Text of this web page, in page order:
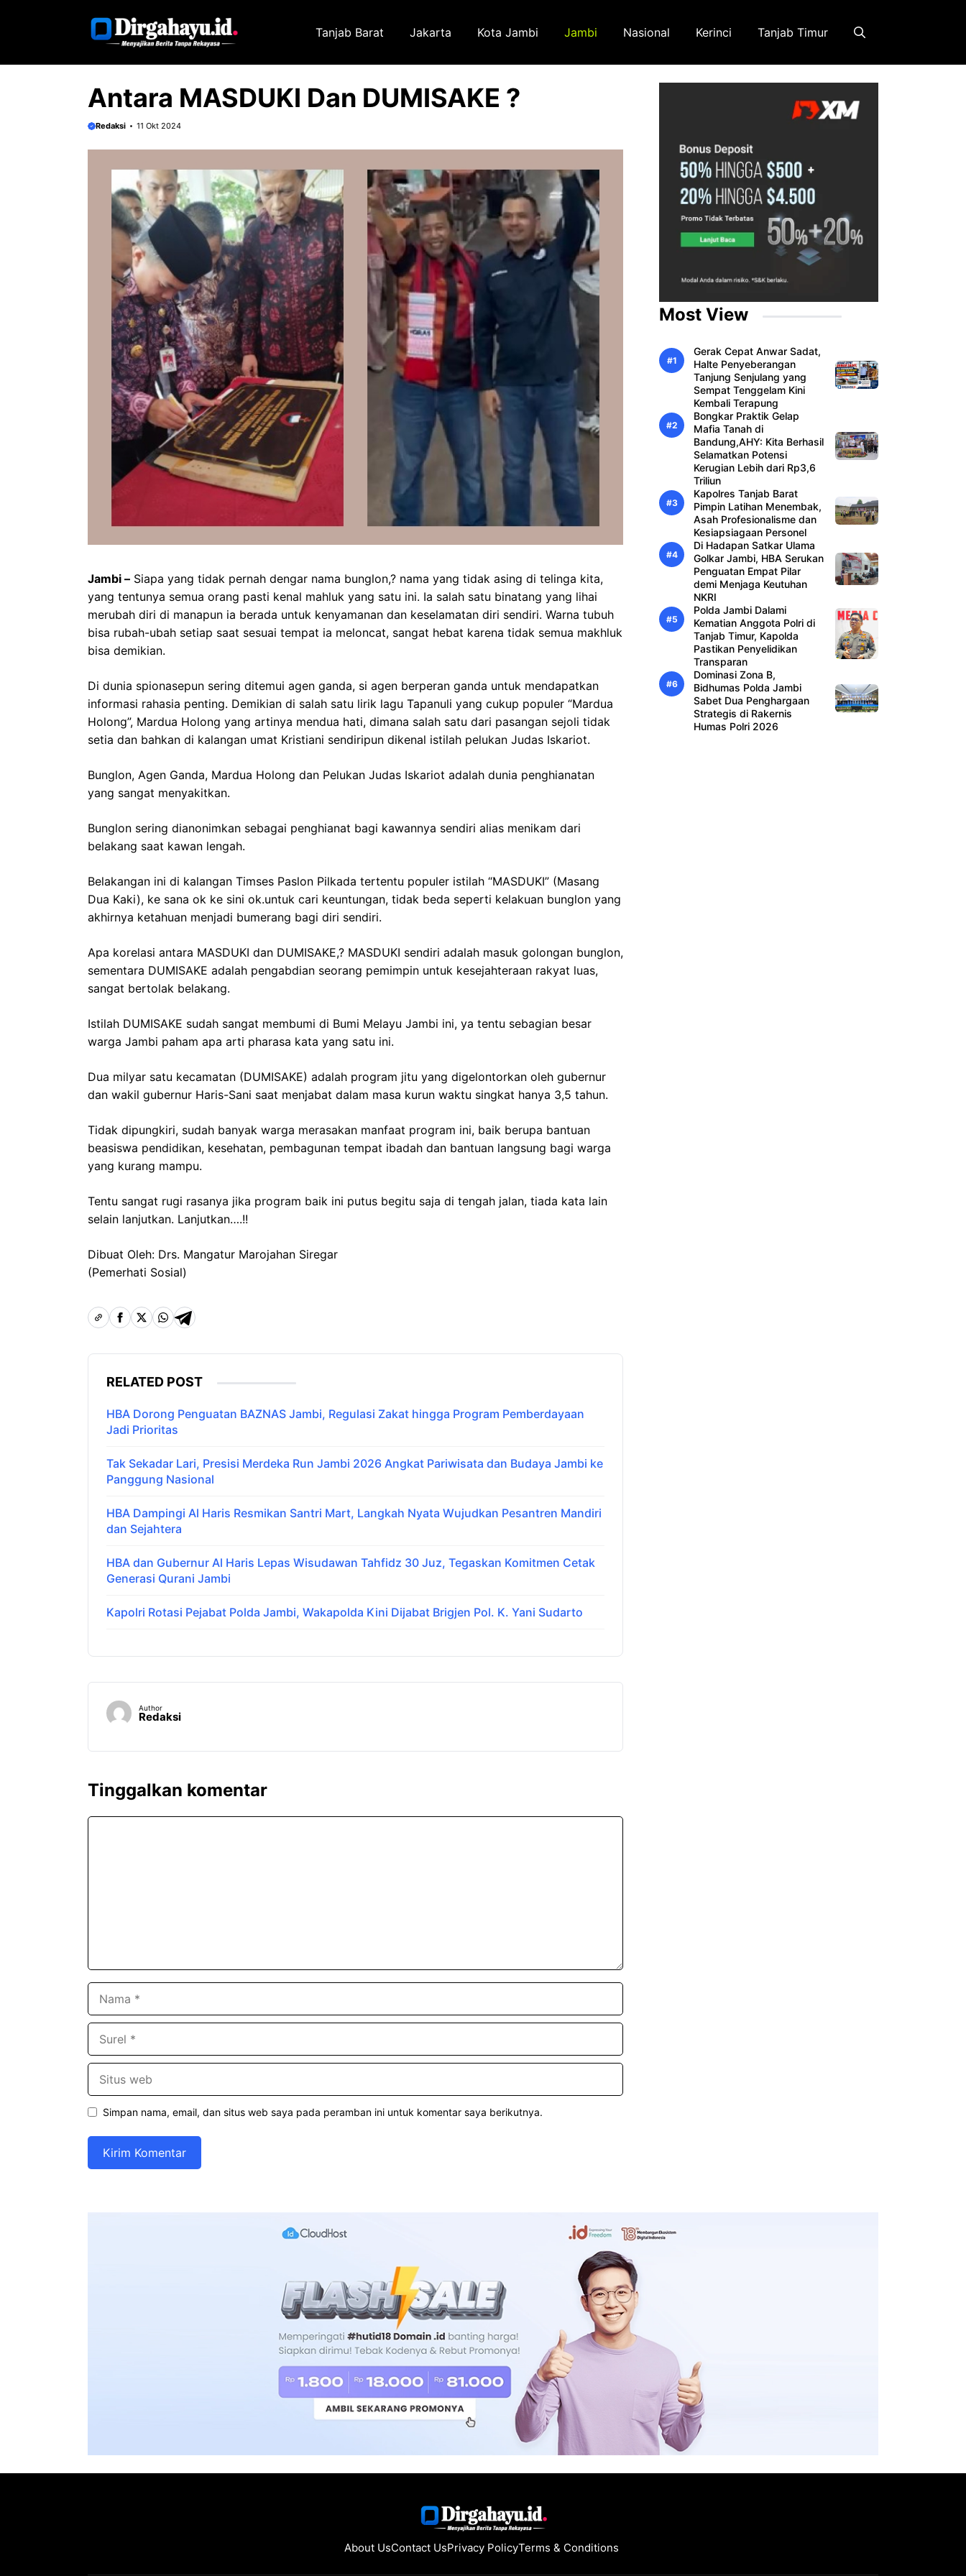
Tanjab Barat Jakarta Kota Jambi Jambi Nasional Kerinci Tanjab Timur
Antara MASDUKI Dan DUMISAKE ?
Redaksi 11 Okt 2024
Jambi – Siapa yang tidak pernah dengar nama bunglon,? nama yang tidak asing di telinga kita,
yang tentunya semua orang pasti kenal mahluk yang satu ini. Ia salah satu binatang yang lihai
merubah diri di manapun ia berada untuk kenyamanan dan keselamatan diri sendiri. Warna tubuh
bisa rubah-ubah setiap saat sesuai tempat ia meloncat, sangat hebat karena tidak semua makhluk
bisa demikian.
Di dunia spionasepun sering ditemui agen ganda, si agen berperan ganda untuk mendapatkan
informasi rahasia penting. Demikian di salah satu lirik lagu Tapanuli yang cukup populer “Mardua
Holong”, Mardua Holong yang artinya mendua hati, dimana salah satu dari pasangan sejoli tidak
setia dan bahkan di kalangan umat Kristiani sendiripun dikenal istilah pelukan Judas Iskariot.
Bunglon, Agen Ganda, Mardua Holong dan Pelukan Judas Iskariot adalah dunia penghianatan
yang sangat menyakitkan.
Bunglon sering dianonimkan sebagai penghianat bagi kawannya sendiri alias menikam dari
belakang saat kawan lengah.
Belakangan ini di kalangan Timses Paslon Pilkada tertentu populer istilah “MASDUKI” (Masang
Dua Kaki), ke sana ok ke sini ok.untuk cari keuntungan, tidak beda seperti kelakuan bunglon yang
akhirnya ketahuan menjadi bumerang bagi diri sendiri.
Apa korelasi antara MASDUKI dan DUMISAKE,? MASDUKI sendiri adalah masuk golongan bunglon,
sementara DUMISAKE adalah pengabdian seorang pemimpin untuk kesejahteraan rakyat luas,
sangat bertolak belakang.
Istilah DUMISAKE sudah sangat membumi di Bumi Melayu Jambi ini, ya tentu sebagian besar
warga Jambi paham apa arti pharasa kata yang satu ini.
Dua milyar satu kecamatan (DUMISAKE) adalah program jitu yang digelontorkan oleh gubernur
dan wakil gubernur Haris-Sani saat menjabat dalam masa kurun waktu singkat hanya 3,5 tahun.
Tidak dipungkiri, sudah banyak warga merasakan manfaat program ini, baik berupa bantuan
beasiswa pendidikan, kesehatan, pembagunan tempat ibadah dan bantuan langsung bagi warga
yang kurang mampu.
Tentu sangat rugi rasanya jika program baik ini putus begitu saja di tengah jalan, tiada kata lain
selain lanjutkan. Lanjutkan….!!
Dibuat Oleh: Drs. Mangatur Marojahan Siregar
(Pemerhati Sosial)
RELATED POST
HBA Dorong Penguatan BAZNAS Jambi, Regulasi Zakat hingga Program Pemberdayaan
Jadi Prioritas
Tak Sekadar Lari, Presisi Merdeka Run Jambi 2026 Angkat Pariwisata dan Budaya Jambi ke
Panggung Nasional
HBA Dampingi Al Haris Resmikan Santri Mart, Langkah Nyata Wujudkan Pesantren Mandiri
dan Sejahtera
HBA dan Gubernur Al Haris Lepas Wisudawan Tahfidz 30 Juz, Tegaskan Komitmen Cetak
Generasi Qurani Jambi
Kapolri Rotasi Pejabat Polda Jambi, Wakapolda Kini Dijabat Brigjen Pol. K. Yani Sudarto
Author
Redaksi
Tinggalkan komentar
web
Simpan nama, email, dan situs web saya pada peramban ini untuk komentar saya berikutnya.
Most View
Gerak Cepat Anwar Sadat,
Halte Penyeberangan
Tanjung Senjulang yang
Sempat Tenggelam Kini
Kembali Terapung
Bongkar Praktik Gelap
Mafia Tanah di
Bandung,AHY: Kita Berhasil
Selamatkan Potensi
Kerugian Lebih dari Rp3,6
Triliun
Kapolres Tanjab Barat
Pimpin Latihan Menembak,
Asah Profesionalisme dan
Kesiapsiagaan Personel
Di Hadapan Satkar Ulama
Golkar Jambi, HBA Serukan
Penguatan Empat Pilar
demi Menjaga Keutuhan
NKRI
Polda Jambi Dalami
Kematian Anggota Polri di
Tanjab Timur, Kapolda
Pastikan Penyelidikan
Transparan
Dominasi Zona B,
Bidhumas Polda Jambi
Sabet Dua Penghargaan
Strategis di Rakernis
Humas Polri 2026
About UsContact UsPrivacy PolicyTerms & Conditions